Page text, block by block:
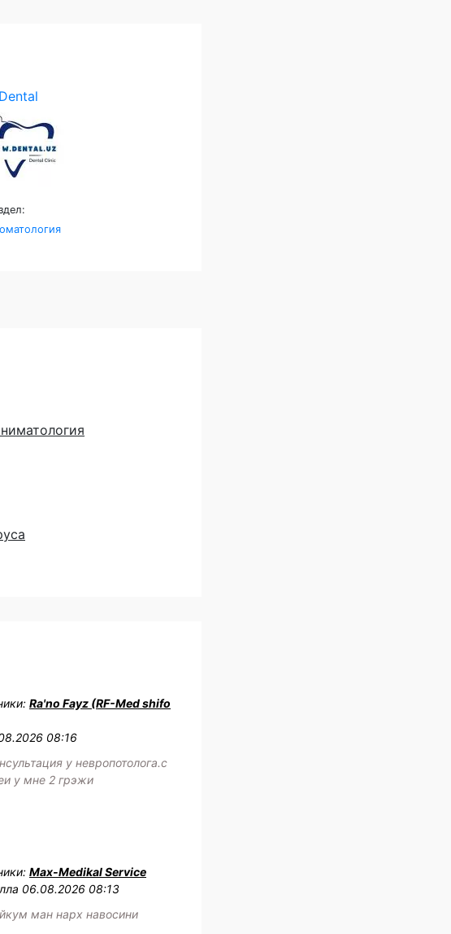
Ra'no Fayz (RF-Med shifo
08:16
у невропотолога.с
у мне 2 грэжи
Max-Medikal Service
06.08.2026 08:13
ман нарх навосини